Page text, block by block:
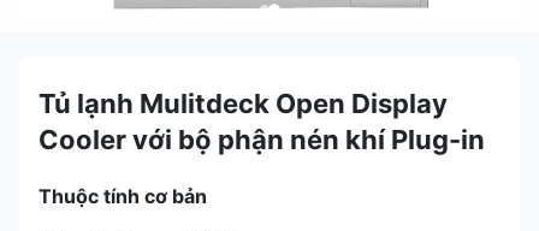
Tủ lạnh Mulitdeck Open Display
Cooler với bộ phận nén khí Plug-in
Thuộc tính cơ bản